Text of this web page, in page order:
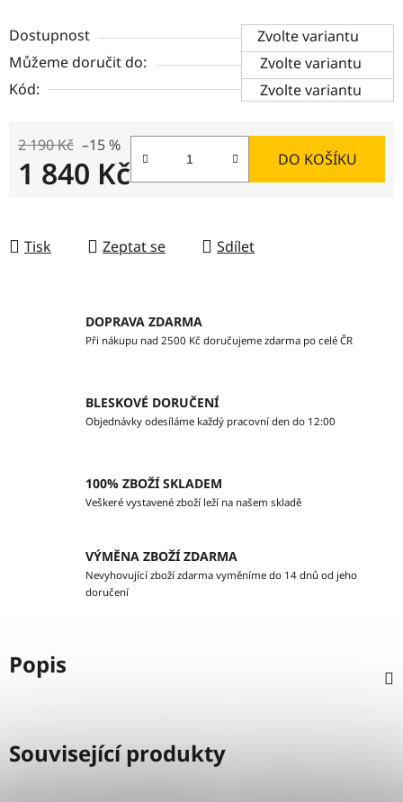
Dostupnost
Zvolte variantu
Můžeme doručit do:
Zvolte variantu
Kód:
Zvolte variantu
2 190 Kč –15 %
1 840 Kč DO KOŠÍKU
Tisk Zeptat se Sdílet
DOPRAVA ZDARMA
Při nákupu nad 2500 Kč doručujeme zdarma po celé ČR
BLESKOVÉ DORUČENÍ
Objednávky odesíláme každý pracovní den do 12:00
100% ZBOŽÍ SKLADEM
Veškeré vystavené zboží leží na našem skladě
VÝMĚNA ZBOŽÍ ZDARMA
Nevyhovující zboží zdarma vyměníme do 14 dnů od jeho
doručení
Popis
Související produkty